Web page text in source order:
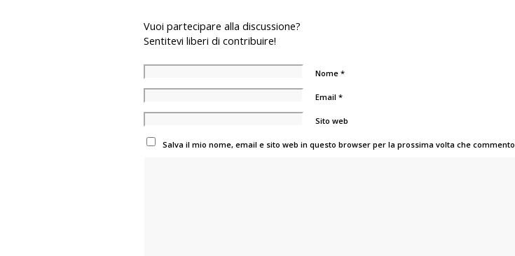
Vuoi partecipare alla discussione?
Sentitevi liberi di contribuire!
Nome *
Email *
Sito web
Salva il mio nome, email e sito web in questo browser per la prossima volta che commento.